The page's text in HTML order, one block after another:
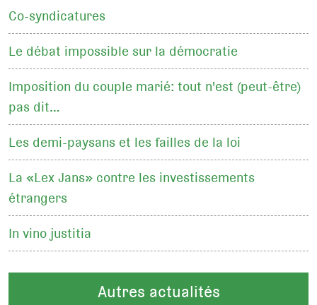
Co-syndicatures
Le débat impossible sur la démocratie
Imposition du couple marié: tout n'est (peut-être)
pas dit…
Les demi-paysans et les failles de la loi
La «Lex Jans» contre les investissements
étrangers
In vino justitia
Autres actualités